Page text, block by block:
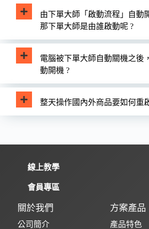
由下單大師「啟動流程」自動
那下單大師是由誰啟動呢 ?
電腦被下單大師自動關機之後
動開機 ?
整天操作國內外商品要如何重
線上教學
會員專區
關於我們
公司簡介
方案產品
產品特色